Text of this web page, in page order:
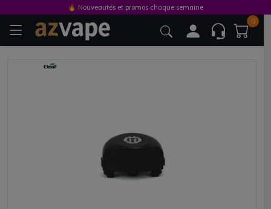
0
🔥 Nouveautés et promos chaque semaine